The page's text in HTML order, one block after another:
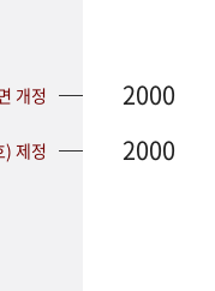
개정 2000
제정 2000